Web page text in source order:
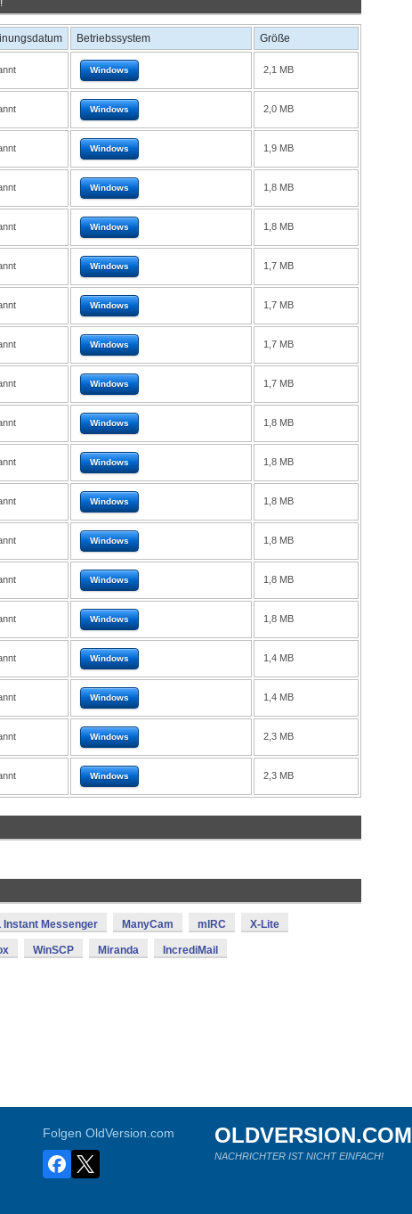
Betriebssystem Größe
Windows 2,1 MB
Windows 2,0 MB
Windows 1,9 MB
Windows 1,8 MB
Windows 1,8 MB
Windows 1,7 MB
Windows 1,7 MB
Windows 1,7 MB
Windows 1,7 MB
Windows 1,8 MB
Windows 1,8 MB
Windows 1,8 MB
Windows 1,8 MB
Windows 1,8 MB
Windows 1,8 MB
Windows 1,4 MB
Windows 1,4 MB
Windows 2,3 MB
Windows 2,3 MB
Instant Messenger ManyCam mIRC X-Lite
WinSCP Miranda IncrediMail
Folgen OldVersion.com OLDVERSION.COM
NACHRICHTER IST NICHT EINFACH!